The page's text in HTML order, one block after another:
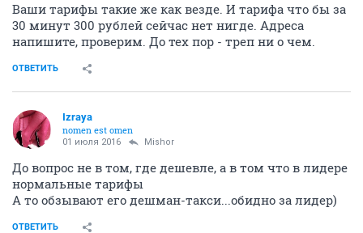
Ваши тарифы такие же как везде. И тарифа что бы за
30 минут 300 рублей сейчас нет нигде. Адреса
напишите, проверим. До тех пор - треп ни о чем.
ОТВЕТИТЬ
Izraya
nomen est omen
01 июля 2016 Mishor
До вопрос не в том, где дешевле, а в том что в лидере
нормальные тарифы
А то обзывают его дешман-такси...обидно за лидер)
ОТВЕТИТЬ